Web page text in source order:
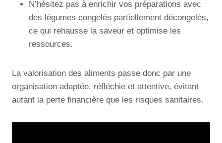
N’hésitez pas à enrichir vos préparations avec
des légumes congelés partiellement décongelés,
ce qui rehausse la saveur et optimise les
ressources.
La valorisation des aliments passe donc par une
organisation adaptée, réfléchie et attentive, évitant
autant la perte financière que les risques sanitaires.